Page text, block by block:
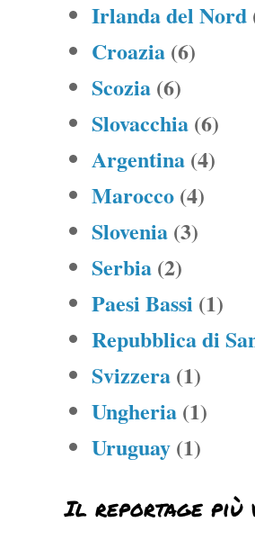
Irlanda del Nord
Croazia (6)
Scozia (6)
Slovacchia (6)
Argentina (4)
Marocco (4)
Slovenia (3)
Serbia (2)
Paesi Bassi (1)
Repubblica di
Svizzera (1)
Ungheria (1)
Uruguay (1)
Il reportage più